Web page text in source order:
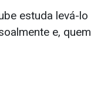
estuda levá-lo
e, quem